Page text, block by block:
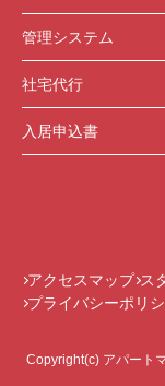
管理システム
社宅代行
入居申込書
アクセスマップ ス
プライバシーポリ
Copyright(c) アパート